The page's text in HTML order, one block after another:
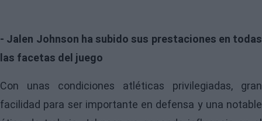
- Jalen Johnson ha subido sus prestaciones en todas
las facetas del juego
Con unas condiciones atléticas privilegiadas, gran
facilidad para ser importante en defensa y una notable